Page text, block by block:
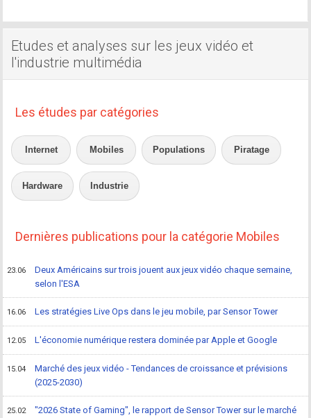
Etudes et analyses sur les jeux vidéo et
l'industrie multimédia
Les études par catégories
Internet Mobiles Populations Piratage
Hardware Industrie
Dernières publications pour la catégorie Mobiles
23.06
Deux Américains sur trois jouent aux jeux vidéo chaque semaine,
selon l'ESA
16.06 Les stratégies Live Ops dans le jeu mobile, par Sensor Tower
12.05 L'économie numérique restera dominée par Apple et Google
15.04
Marché des jeux vidéo - Tendances de croissance et prévisions
(2025-2030)
25.02
"2026 State of Gaming", le rapport de Sensor Tower sur le marché